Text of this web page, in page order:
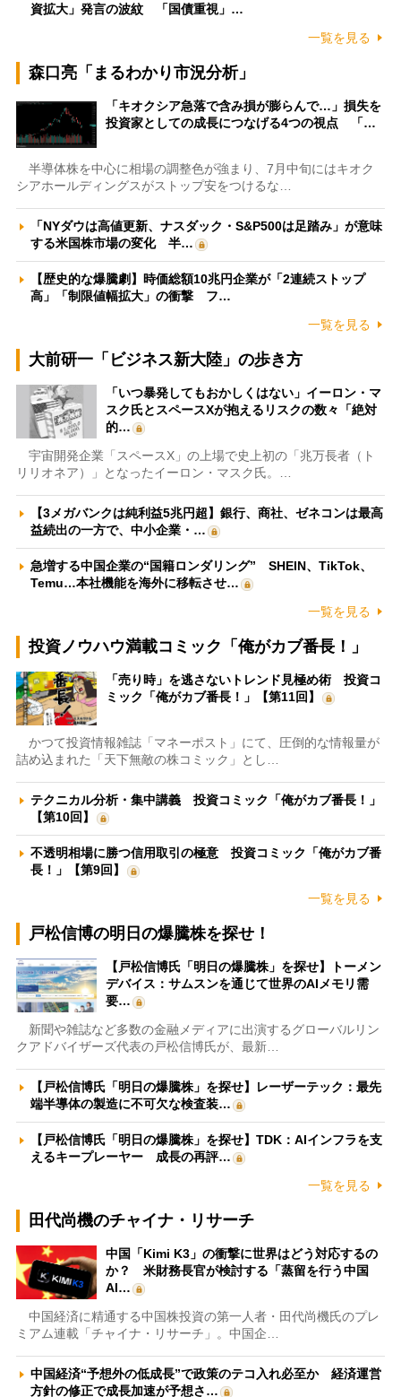
資拡大」発言の波紋 「国債重視」…
一覧を見る
森口亮「まるわかり市況分析」
「キオクシア急落で含み損が膨らんで…」損失を
投資家としての成長につなげる4つの視点 「…
半導体株を中心に相場の調整色が強まり、7月中旬にはキオク
シアホールディングスがストップ安をつけるな…
「NYダウは高値更新、ナスダック・S&P500は足踏み」が意味
する米国株市場の変化 半…
【歴史的な爆騰劇】時価総額10兆円企業が「2連続ストップ
高」「制限値幅拡大」の衝撃 フ…
一覧を見る
大前研一「ビジネス新大陸」の歩き方
「いつ暴発してもおかしくはない」イーロン・マ
スク氏とスペースXが抱えるリスクの数々「絶対
的…
宇宙開発企業「スペースX」の上場で史上初の「兆万長者（ト
リリオネア）」となったイーロン・マスク氏。…
【3メガバンクは純利益5兆円超】銀行、商社、ゼネコンは最高
益続出の一方で、中小企業・…
急増する中国企業の“国籍ロンダリング” SHEIN、TikTok、
Temu…本社機能を海外に移転させ…
一覧を見る
投資ノウハウ満載コミック「俺がカブ番長！」
「売り時」を逃さないトレンド見極め術 投資コ
ミック「俺がカブ番長！」【第11回】
かつて投資情報雑誌「マネーポスト」にて、圧倒的な情報量が
詰め込まれた「天下無敵の株コミック」とし…
テクニカル分析・集中講義 投資コミック「俺がカブ番長！」
【第10回】
不透明相場に勝つ信用取引の極意 投資コミック「俺がカブ番
長！」【第9回】
一覧を見る
戸松信博の明日の爆騰株を探せ！
【戸松信博氏「明日の爆騰株」を探せ】トーメン
デバイス：サムスンを通じて世界のAIメモリ需
要…
新聞や雑誌など多数の金融メディアに出演するグローバルリン
クアドバイザーズ代表の戸松信博氏が、最新…
【戸松信博氏「明日の爆騰株」を探せ】レーザーテック：最先
端半導体の製造に不可欠な検査装…
【戸松信博氏「明日の爆騰株」を探せ】TDK：AIインフラを支
えるキープレーヤー 成長の再評…
一覧を見る
田代尚機のチャイナ・リサーチ
中国「Kimi K3」の衝撃に世界はどう対応するの
か？ 米財務長官が検討する「蒸留を行う中国
AI…
中国経済に精通する中国株投資の第一人者・田代尚機氏のプレ
ミアム連載「チャイナ・リサーチ」。中国企…
中国経済“予想外の低成長”で政策のテコ入れ必至か 経済運営
方針の修正で成長加速が予想さ…